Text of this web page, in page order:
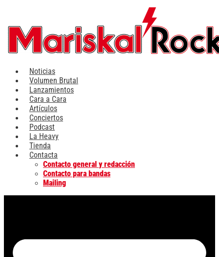
contenido
Noticias
Volumen Brutal
Lanzamientos
Cara a Cara
Artículos
Conciertos
Podcast
La Heavy
Tienda
Contacta
Contacto general y redacción
Contacto para bandas
Mailing